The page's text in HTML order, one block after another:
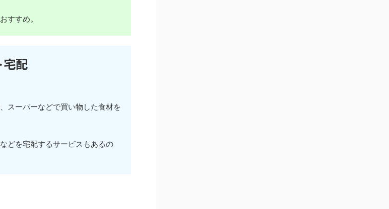
すすめ。
宅配
スーパーなどで買い物した食材を
どを宅配するサービスもあるの